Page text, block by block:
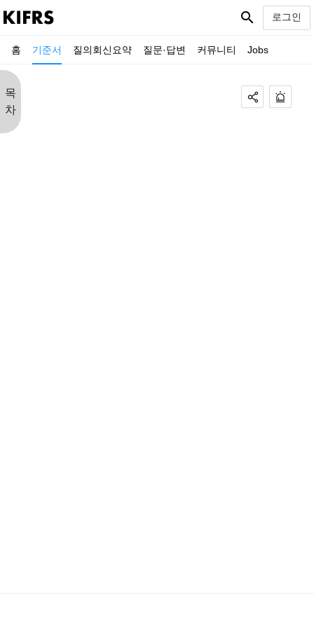
홈 기준서 질의회신요약 질문·답변 커뮤니티 Jobs
search 로그인
목
차